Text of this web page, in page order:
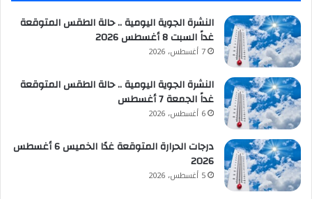
النشرة الجوية اليومية .. حالة الطقس المتوقعة
غداً السبت 8 أغسطس 2026
7 أغسطس، 2026
النشرة الجوية اليومية .. حالة الطقس المتوقعة
غداً الجمعة 7 أغسطس
6 أغسطس، 2026
درجات الحرارة المتوقعة غدًا الخميس 6 أغسطس
2026
5 أغسطس، 2026